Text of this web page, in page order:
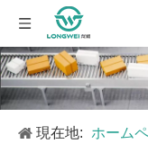
現在地: ホーム